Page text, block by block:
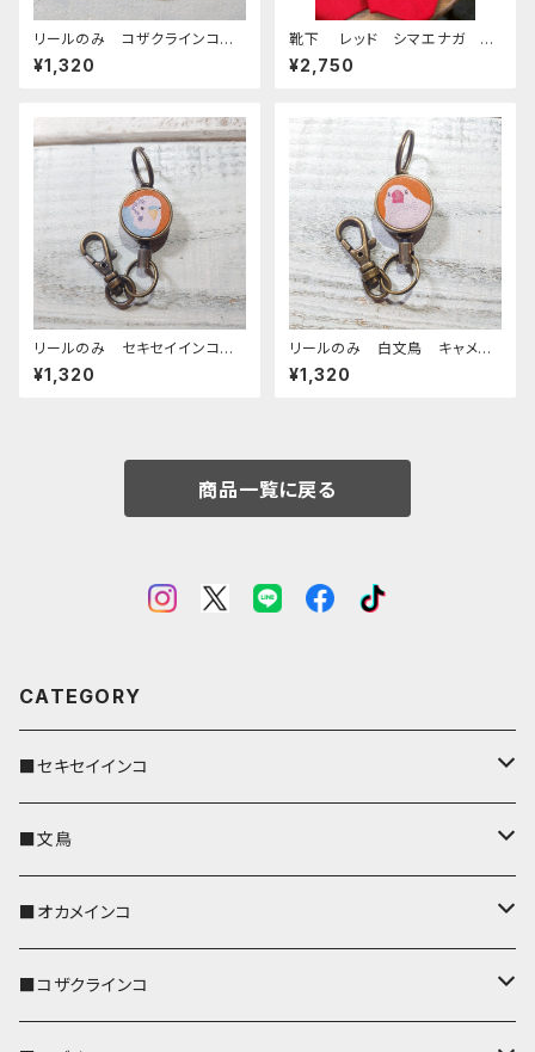
リールのみ コザクラインコ
イエロー レッドブラウン こざ
くらいんこ
¥1,320
靴下 レッド シマエナガ く
つした しまえなが 刺繍 日
本製 奈良の靴下
¥2,750
リールのみ セキセイインコ
ノーマルブルー キャメル せき
せいいんこ
¥1,320
リールのみ 白文鳥 キャメ
ル 文鳥 ぶんちょう ブンチョ
ウ
¥1,320
商品一覧に戻る
CATEGORY
■セキセイインコ
キーカバー
キーホルダー
パスケース
■文鳥
キーカバー
キーホルダー
■オカメインコ
キーカバー
■コザクラインコ